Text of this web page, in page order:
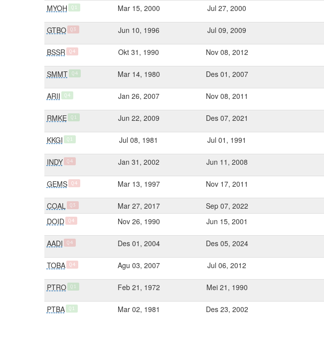
MYOH Q1 Mar 15, 2000 Jul 27, 2000
GTBO Q3 Jun 10, 1996 Jul 09, 2009
BSSR Q4 Okt 31, 1990 Nov 08, 2012
SMMT Q4 Mar 14, 1980 Des 01, 2007
ARII Q4 Jan 26, 2007 Nov 08, 2011
RMKE Q1 Jun 22, 2009 Des 07, 2021
KKGI Q1 Jul 08, 1981 Jul 01, 1991
INDY Q4 Jan 31, 2002 Jun 11, 2008
GEMS Q4 Mar 13, 1997 Nov 17, 2011
COAL Q3 Mar 27, 2017 Sep 07, 2022
DOID
Q4 Nov 26, 1990 Jun 15, 2001
AADI Q4 Des 01, 2004 Des 05, 2024
TOBA Q4 Agu 03, 2007 Jul 06, 2012
PTRO Q1 Feb 21, 1972 Mei 21, 1990
PTBA Q1 Mar 02, 1981 Des 23, 2002